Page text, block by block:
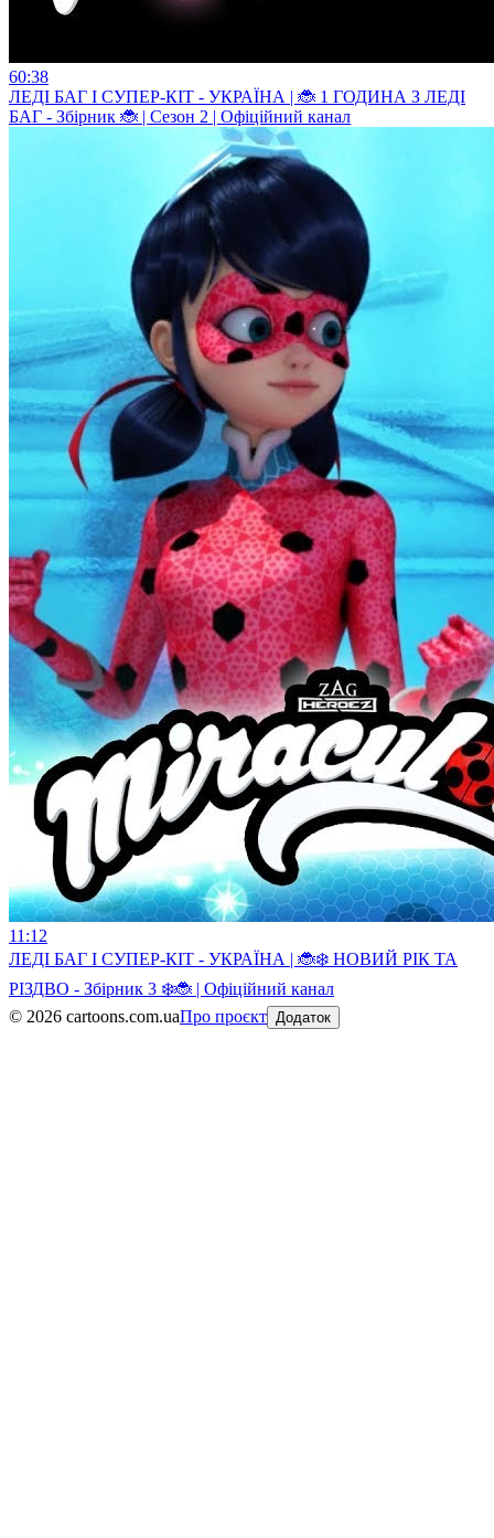
60:38
ЛЕДI БАГ I СУПЕР-КIТ - УКРАЇНА | 🐞 1 ГОДИНА З ЛЕДІ
БАГ - Збірник 🐞 | Сезон 2 | Офіційний канал
11:12
ЛЕДI БАГ I СУПЕР-КIТ - УКРАЇНА | 🐞❄️ НОВИЙ РІК ТА
РІЗДВО - Збірник 3 ❄️🐞 | Офіційний канал
© 2026 cartoons.com.uaПро проєкт Додаток